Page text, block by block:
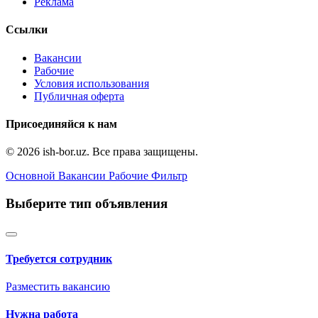
Ссылки
Вакансии
Рабочие
Условия использования
Публичная оферта
Присоединяйся к нам
© 2026 ish-bor.uz. Все права защищены.
Основной Вакансии Рабочие Фильтр
Выберите тип объявления
Требуется сотрудник
Разместить вакансию
Нужна работа